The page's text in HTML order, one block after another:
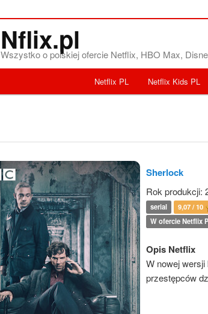
Nflix.pl
Wszystko o polskiej ofercie Netflix, HBO Max,
Netflix Kids PL
Netflix PL
Sherlock
Rok produkcji:
serial 9,07 / 10
W ofercie Netflix
Opis Netflix
W nowej
przestępców